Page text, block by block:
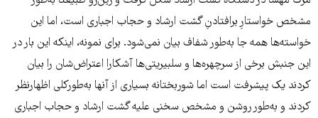
مشخص خواستارِ برافتادنِ گشت ارشاد و حجاب اجباری است، اما این
خواسته‌ها همه جا به‌طور شفاف بیان نمی‌شود. برای نمونه، اینکه این بار در
این جنبش برخی از سرچهره‌ها و سلبیریتی‌ها آشکارا اعتراض‌شان را بیان
کردند یک پیشرفت است اما شوربختانه بسیاری از آنها به‌طورکلی اظهارنظر
کردند و به‌طور روشن و مشخص سخنی علیه گشت ارشاد و حجاب اجباری